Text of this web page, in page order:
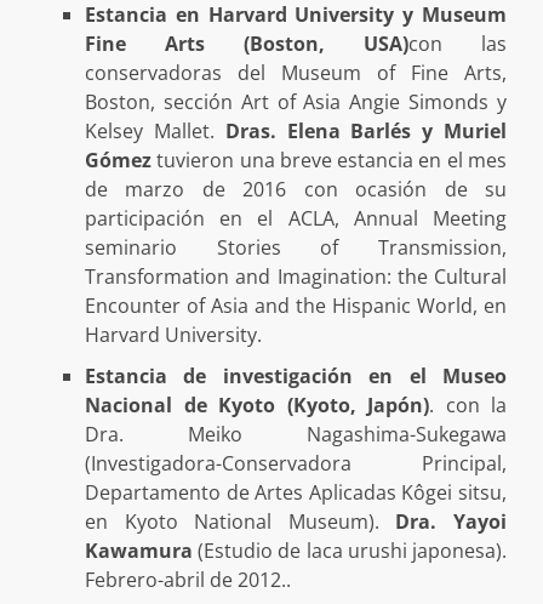
Estancia en Harvard University y Museum
Fine Arts (Boston, USA)con las
conservadoras del Museum of Fine Arts,
Boston, sección Art of Asia Angie Simonds y
Kelsey Mallet. Dras. Elena Barlés y Muriel
Gómeztuvieron una breve estancia en el mes
de marzo de 2016 con ocasión de su
participación en el ACLA, Annual Meeting
seminario Stories of Transmission,
Transformation and Imagination: the Cultural
Encounter of Asia and the Hispanic World, en
Harvard University.
Estancia de investigación en el Museo
Nacional de Kyoto (Kyoto, Japón). con la
Dra. Meiko Nagashima-Sukegawa
(Investigadora-Conservadora Principal,
Departamento de Artes Aplicadas Kôgei sitsu,
en Kyoto National Museum). Dra. Yayoi
Kawamura(Estudio de laca urushi japonesa).
Febrero-abril de 2012..